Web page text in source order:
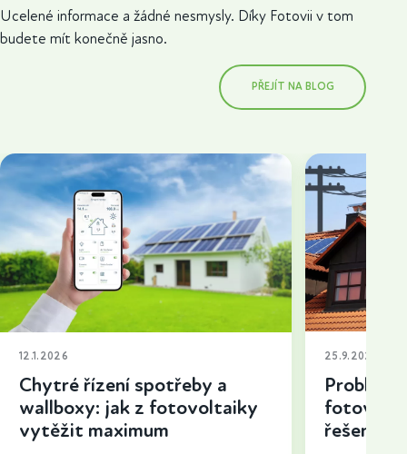
Ucelené informace a žádné nesmysly. Díky Fotovii v tom
budete mít konečně jasno.
PŘEJÍT NA BLOG
12.1.2026
Chytré řízení spotřeby a
wallboxy: jak z fotovoltaiky
vytěžit maximum
25.9.2025
řešení a